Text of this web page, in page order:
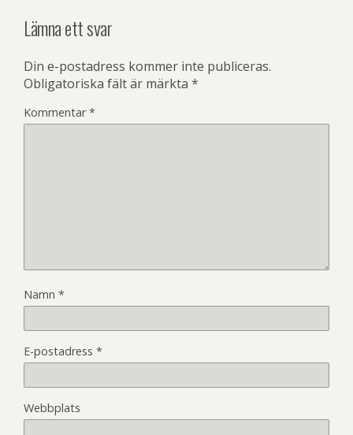
Lämna ett svar
Din e-postadress kommer inte publiceras.
Obligatoriska fält är märkta *
Kommentar*
Namn *
E-postadress *
Webbplats